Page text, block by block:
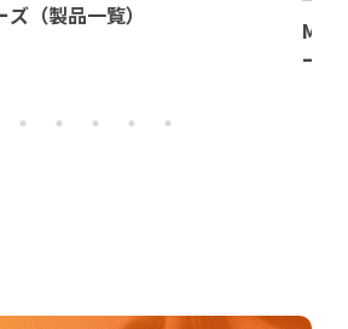
（製品一覧）
ーズ